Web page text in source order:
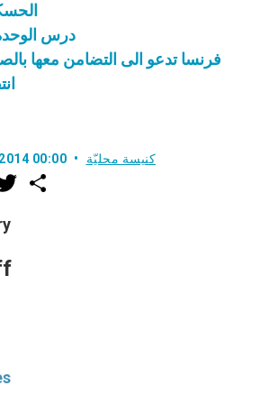
درس
فرنسا تدعو الى التضامن معها
00:00 كنيسة محليّة
w